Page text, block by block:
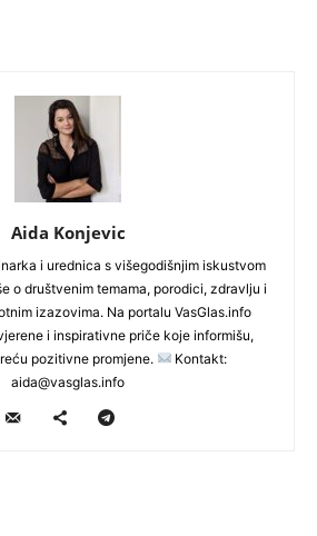
Aida Konjevic
i urednica s višegodišnjim iskustvom
o društvenim temama, porodici, zdravlju i
izazovima. Na portalu VasGlas.info
i inspirativne priče koje informišu,
pozitivne promjene.
Kontakt:
aida@vasglas.info